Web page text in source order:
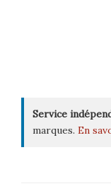
Service
marques. En